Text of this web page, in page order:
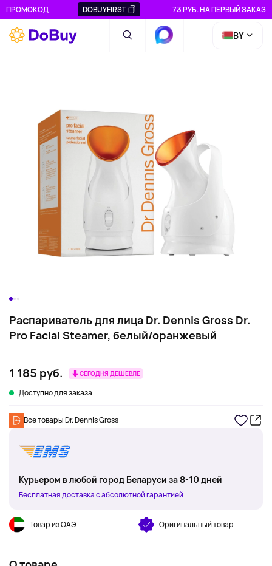
ПРОМОКОД DOBUYFIRST -73 РУБ. НА ПЕРВЫЙ ЗАКАЗ
BY
Распариватель для лица Dr. Dennis Gross Dr.
Pro Facial Steamer, белый/оранжевый
1 185 руб. СЕГОДНЯ ДЕШЕВЛЕ
Доступно для заказа
Все товары Dr. Dennis Gross
Курьером в любой город Беларуси за 8-10 дней
Бесплатная доставка с абсолютной гарантией
Товар из ОАЭ Оригинальный товар